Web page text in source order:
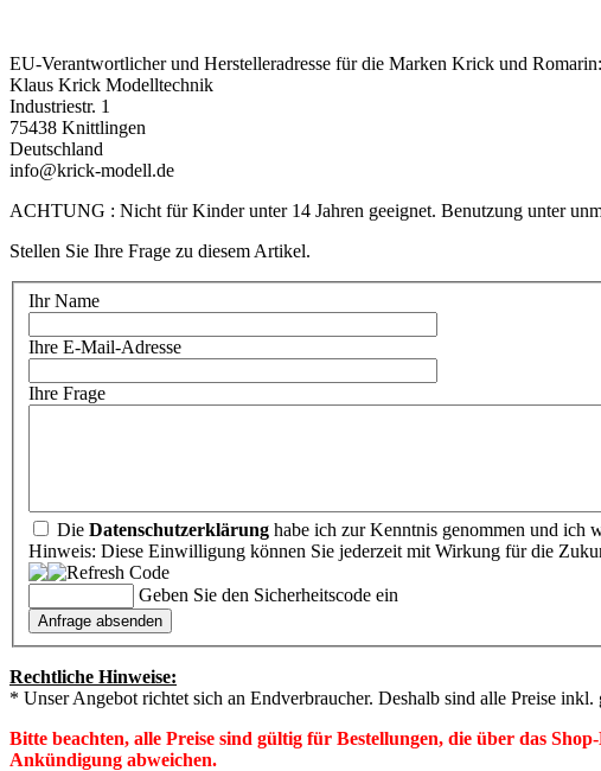
EU-Verantwortlicher und Herstelleradresse für die Marken Krick und
Klaus Krick Modelltechnik
Industriestr. 1
75438 Knittlingen
Deutschland
info@krick-modell.de
ACHTUNG : Nicht für Kinder unter 14 Jahren geeignet. Benutzung unter
Stellen Sie Ihre Frage zu diesem Artikel.
Ihr Name
Ihre E-Mail-Adresse
Ihre Frage
Die Datenschutzerklärung habe ich zur Kenntnis genommen und ich
Hinweis: Diese Einwilligung können Sie jederzeit mit Wirkung für die
Geben Sie den Sicherheitscode ein
Rechtliche Hinweise:
* Unser Angebot richtet sich an Endverbraucher. Deshalb sind alle Preise
Bitte beachten, alle Preise sind gültig für Bestellungen, die über das
Ankündigung abweichen.